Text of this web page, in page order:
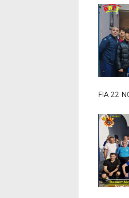
FIA 22